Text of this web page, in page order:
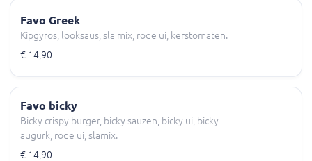
Favo Greek
Kipgyros, looksaus, sla mix, rode ui, kerstomaten.
€ 14,90
Favo bicky
Bicky crispy burger, bicky sauzen, bicky ui, bicky
augurk, rode ui, slamix.
€ 14,90